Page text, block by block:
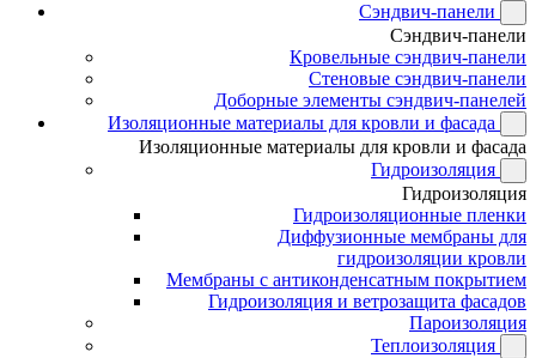
Сэндвич-панели
Сэндвич-панели
Кровельные сэндвич-панели
Стеновые сэндвич-панели
Доборные элементы сэндвич-панелей
Изоляционные материалы для кровли и фасада
Изоляционные материалы для кровли и фасада
Гидроизоляция
Гидроизоляция
Гидроизоляционные пленки
Диффузионные мембраны для
гидроизоляции кровли
Мембраны с антиконденсатным покрытием
Гидроизоляция и ветрозащита фасадов
Пароизоляция
Теплоизоляция